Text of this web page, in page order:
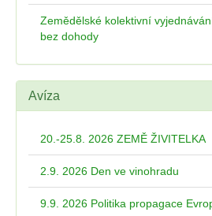
Zemědělské kolektivní
bez dohody
Avíza
20.-25.8. 2026 ZEMĚ ŽIVITELKA
2.9. 2026 Den ve vinohradu
9.9. 2026 Politika propagace